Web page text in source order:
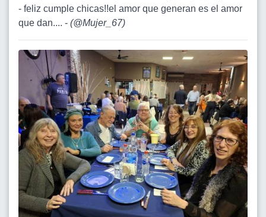
- feliz cumple chicas!!el amor que generan es el amor
que dan.... - (@Mujer_67)